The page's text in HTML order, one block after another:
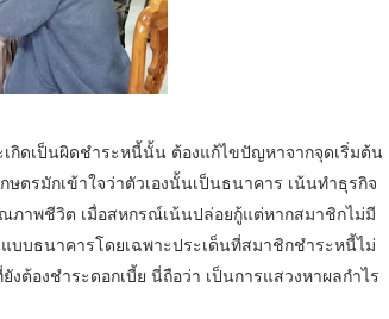
กิดเป็นผิดชำระหนี้นั้น ต้องแก้ไขปัญหาจากจุดเริ่มต้น
ตรมักเข้าใจว่าตัวเองนั้นเป็นธนาคาร เน้นทำธุรกิจ
ภาพชีวิต เมื่อสหกรณ์เน้นปล่อยกู้แต่หากสมาชิกไม่มี
บบธนาคารโดยเฉพาะประเด็นที่สมาชิกชำระหนี้ไม่
ต้องชำระดอกเบี้ย นี่ถือว่า เป็นการแสวงหาผลกำไร